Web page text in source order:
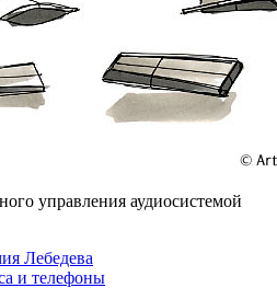
управления аудиосистемой
Лебедева
и телефоны